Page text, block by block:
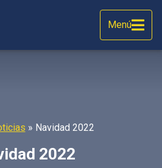
Menú
» Navidad 2022
2022